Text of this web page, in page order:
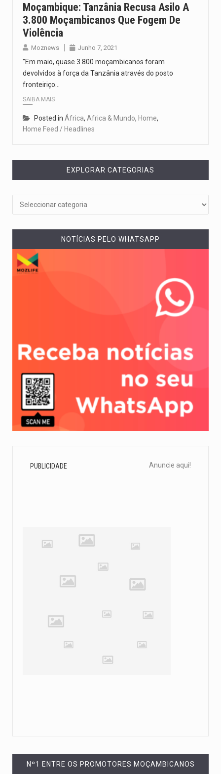
Moçambique: Tanzânia Recusa Asilo A
3.800 Moçambicanos Que Fogem De
Violência
Moznews Junho 7, 2021
"Em maio, quase 3.800 moçambicanos foram
devolvidos à força da Tanzânia através do posto
fronteiriço…
SAIBA MAIS
Posted in África, Africa & Mundo, Home,
Home Feed / Headlines
EXPLORAR CATEGORIAS
NOTÍCIAS PELO WHATSAPP
PUBLICIDADE Anuncie aqui!
Nº1 ENTRE OS PROMOTORES MOÇAMBICANOS